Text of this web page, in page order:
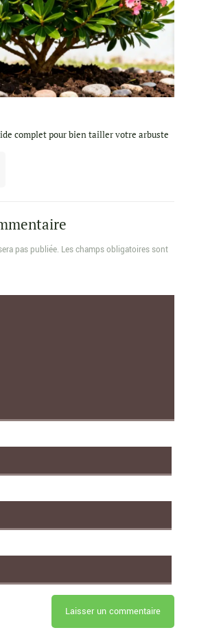
complet pour bien tailler votre arbuste
pas publiée. Les champs obligatoires sont